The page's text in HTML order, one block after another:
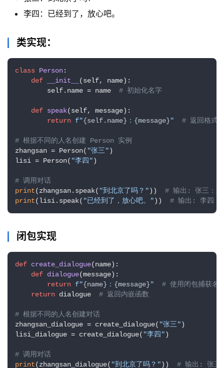
李四：已经到了，放心吧。
类实现：
class Person:
def
__init__ (self, name):
        self.name = name
# 初始化名字
def speak(self, message):
return f"{self.name} ： {message}" # 返回格式
# 根据不同的人名创建 Person 实例
zhangsan = Person( "张三")
lisi = Person( "李四")
# 调用对话
print(zhangsan.speak( "到北京了吗？")) # 输出: 张三：到
print(lisi.speak( "已经到了，放心吧。")) # 输出: 李四：
闭包实现
def create_dialogue(name):
def dialogue(message):
return f"{name} ： {message}"
# 使用闭包捕获名
return dialogue # 返回内嵌函数
# 根据不同的人名创建对话
zhangsan_dialogue = create_dialogue( "张三")
lisi_dialogue = create_dialogue( "李四")
# 调用对话
print(zhangsan_dialogue( "到北京了吗？")) # 输出: 张三